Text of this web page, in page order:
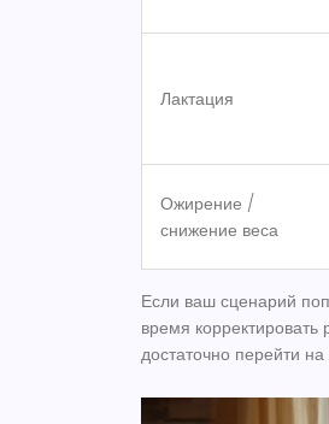
Лактация
Ожирение /
снижение веса
Если ваш сценарий
время
достаточно перейти